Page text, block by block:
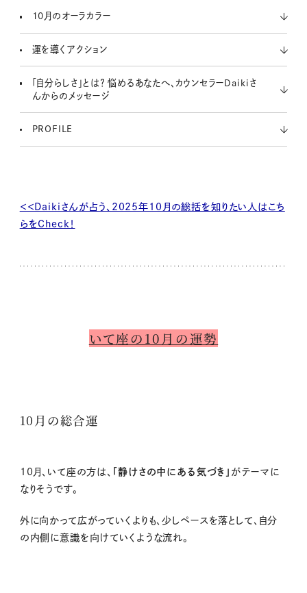
10月のオーラカラー
運を導くアクション
「自分らしさ」とは？ 悩めるあなたへ、カウンセラーDaikiさ
んからのメッセージ
PROFILE
＜＜Daikiさんが占う、2025年10月の総括を知りたい人はこち
らをCheck！
いて座の10月の運勢
10月の総合運
10 月、いて座の方は、 「静けさの中にある気づき」 がテーマに
なりそうです。
外に向かって広がっていくよりも、少しペースを落として、自分
の内側に意識を向けていくような流れ。